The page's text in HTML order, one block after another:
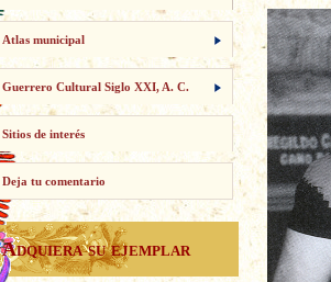
Atlas municipal
Guerrero Cultural Siglo XXI, A. C.
Sitios de interés
Deja tu comentario
Adquiera su ejemplar